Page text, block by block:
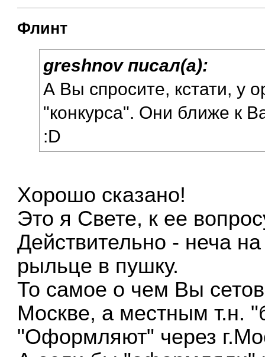
Флинт
greshnov писал(а):
А Вы спросите, кстати, у
"конкурса". Они ближе к
:D
Хорошо сказано!
Это я Свете, к ее
Действительно - неча
рыльце в пушку.
То самое о чем Вы
Москве, а местным т.н.
"Оформляют" через